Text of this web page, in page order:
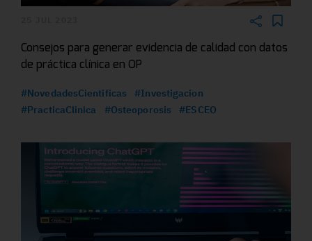
Consejos para generar evidencia de calidad con datos
de práctica clínica en OP
#NovedadesCientificas
#Investigacion
#PracticaClinica
#Osteoporosis #ESCEO